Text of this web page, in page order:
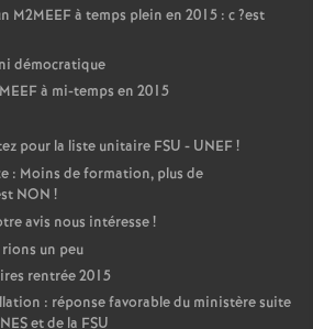
M2MEEFà temps plein en 2015 : c?est
démocratique
à mi-temps en 2015
pour la liste unitaire FSU - UNEF!
: Moins de formation, plus de
NON !
avis nous intéresse!
un peu
rentrée 2015
: réponse favorable du ministère suite
et de la FSU